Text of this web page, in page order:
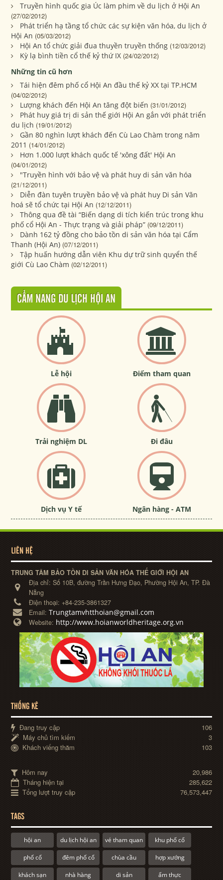
Truyền hình quốc gia Úc làm phim về du lịch ở Hội An
(27/02/2012)
Phát triển hạ tầng tổ chức các sự kiện văn hóa, du lịch ở
Hội An (05/03/2012)
Hội An tổ chức giải đua thuyền truyền thống (12/03/2012)
Kỳ lạ bình tiền cổ thế kỷ thứ IX (24/02/2012)
Những tin cũ hơn
Tái hiện đêm phố cổ Hội An đầu thế kỷ XX tại TP.HCM
(04/02/2012)
Lượng khách đến Hội An tăng đột biến (31/01/2012)
Phát huy giá trị di sản thế giới Hội An gắn với phát triển
du lịch (19/01/2012)
Gần 80 nghìn lượt khách đến Cù Lao Chàm trong năm
2011 (14/01/2012)
Hơn 1.000 lượt khách quốc tế 'xông đất' Hội An
(04/01/2012)
"Truyền hình với bảo vệ và phát huy di sản văn hóa
(21/12/2011)
Diễn đàn tuyên truyền bảo vệ và phát huy Di sản Văn
hoá sẽ tổ chức tại Hội An (12/12/2011)
Thông qua đề tài “Biến dạng di tích kiến trúc trong khu
phố cổ Hội An - Thực trạng và giải pháp” (09/12/2011)
Dành 162 tỷ đồng cho bảo tồn di sản văn hóa tại Cẩm
Thanh (Hội An) (07/12/2011)
Tập huấn hướng dẫn viên Khu dự trữ sinh quyển thế
giới Cù Lao Chàm (02/12/2011)
CẨM NANG DU LỊCH HỘI AN
Lễ hội Điểm tham quan
Trải nghiệm DL Đi đâu
Dịch vụ Y tế Ngân hàng - ATM
LIÊN HỆ
TRUNG TÂM BẢO TỒN DI SẢN VĂN HÓA THẾ GIỚI HỘI AN
Địa chỉ:Số 10B, đường Trần Hưng Đạo, Phường Hội An, TP. Đà
Nẵng
Điện thoại: +84-235-3861327
Email:Trungtamvhtthoian@gmail.com
Website: http://www.hoianworldheritage.org.vn
THỐNG KÊ
Đang truy cập
106
Máy chủ tìm kiếm
3
Khách viếng thăm
103
Hôm nay
20,986
Tháng hiện tại
285,622
Tổng lượt truy cập
76,573,447
TAGS
hội an du lịch hội an vé tham quan khu phố cổ
phố cổ đêm phố cổ chùa cầu hợp xướng
khách sạn nhà hàng di sản ẩm thực